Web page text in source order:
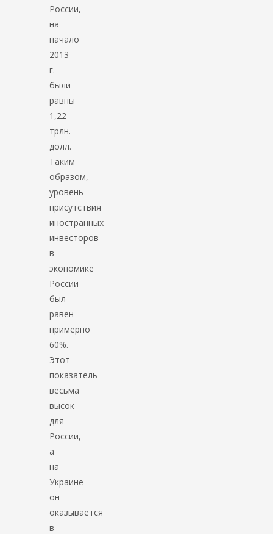
России,
на
начало
2013
г.
были
равны
1,22
трлн.
долл.
Таким
образом,
уровень
присутствия
иностранных
инвесторов
в
экономике
России
был
равен
примерно
60%.
Этот
показатель
весьма
высок
для
России,
а
на
Украине
он
оказывается
в